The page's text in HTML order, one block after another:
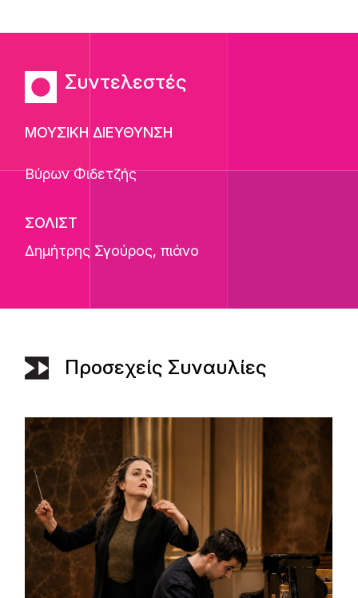
Συντελεστές
ΜΟΥΣΙΚΗ ΔΙΕΥΘΥΝΣΗ
Βύρων Φιδετζής
ΣΟΛΙΣΤ
Δημήτρης Σγούρος, πιάνο
Προσεχείς Συναυλίες